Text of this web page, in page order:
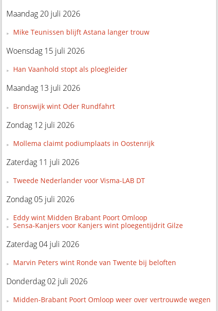
Maandag 20 juli 2026
Mike Teunissen blijft Astana langer trouw
Woensdag 15 juli 2026
Han Vaanhold stopt als ploegleider
Maandag 13 juli 2026
Bronswijk wint Oder Rundfahrt
Zondag 12 juli 2026
Mollema claimt podiumplaats in Oostenrijk
Zaterdag 11 juli 2026
Tweede Nederlander voor Visma-LAB DT
Zondag 05 juli 2026
Eddy wint Midden Brabant Poort Omloop
Sensa-Kanjers voor Kanjers wint ploegentijdrit Gilze
Zaterdag 04 juli 2026
Marvin Peters wint Ronde van Twente bij beloften
Donderdag 02 juli 2026
Midden-Brabant Poort Omloop weer over vertrouwde wegen